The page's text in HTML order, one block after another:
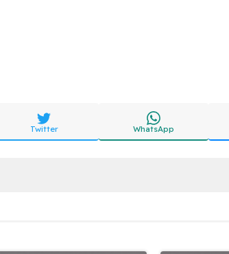
WhatsApp
Twitter